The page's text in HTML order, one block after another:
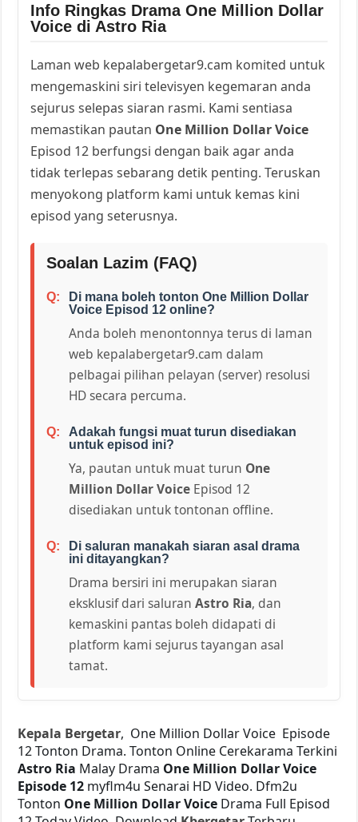
Info Ringkas Drama One Million Dollar
Voice di Astro Ria
Laman web kepalabergetar9.cam komited untuk
mengemaskini siri televisyen kegemaran anda
sejurus selepas siaran rasmi. Kami sentiasa
memastikan pautan One Million Dollar Voice
Episod 12 berfungsi dengan baik agar anda
tidak terlepas sebarang detik penting. Teruskan
menyokong platform kami untuk kemas kini
episod yang seterusnya.
Soalan Lazim (FAQ)
Di mana boleh tonton One Million Dollar
Voice Episod 12 online?
Anda boleh menontonnya terus di laman
web kepalabergetar9.cam dalam
pelbagai pilihan pelayan (server) resolusi
HD secara percuma.
Adakah fungsi muat turun disediakan
untuk episod ini?
Ya, pautan untuk muat turun One
Million Dollar Voice Episod 12
disediakan untuk tontonan offline.
Di saluran manakah siaran asal drama
ini ditayangkan?
Drama bersiri ini merupakan siaran
eksklusif dari saluranAstro Ria, dan
kemaskini pantas boleh didapati di
platform kami sejurus tayangan asal
tamat.
Kepala Bergetar, One Million Dollar Voice Episode
12 Tonton Drama. Tonton Online Cerekarama Terkini
Astro Ria Malay Drama One Million Dollar Voice
Episode 12 myflm4u Senarai HD Video. Dfm2u
Tonton One Million Dollar Voice Drama Full Episod